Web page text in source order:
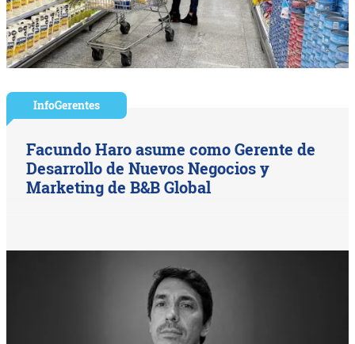
InfoGerentes
Facundo Haro asume como Gerente de
Desarrollo de Nuevos Negocios y
Marketing de B&B Global